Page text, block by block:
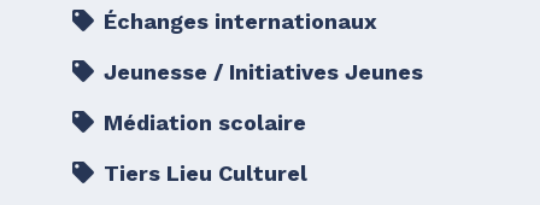
Échanges internationaux
Jeunesse / Initiatives Jeunes
Médiation scolaire
Tiers Lieu Culturel